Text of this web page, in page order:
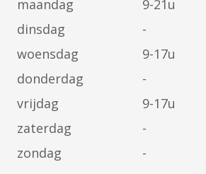
maandag
9-21u
dinsdag
-
woensdag
9-17u
donderdag
-
vrijdag
9-17u
zaterdag
-
zondag
-